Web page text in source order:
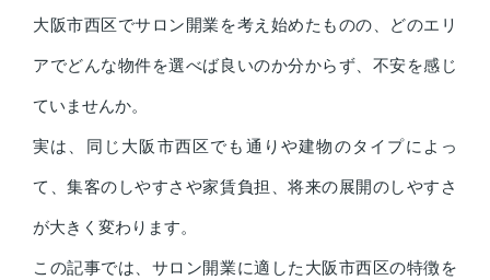
大阪市西区でサロン開業を考え始めたものの、どのエリ
アでどんな物件を選べば良いのか分からず、不安を感じ
ていませんか。
実は、同じ大阪市西区でも通りや建物のタイプによっ
て、集客のしやすさや家賃負担、将来の展開のしやすさ
が大きく変わります。
この記事では、サロン開業に適した大阪市西区の特徴を